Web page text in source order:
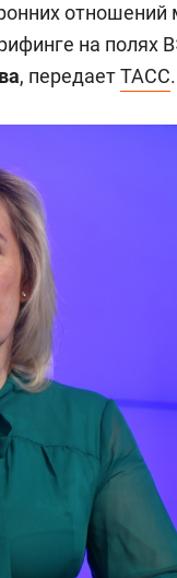
на полях
, передаетТАСС.
квартиры и Face
в ЖК «Нова»